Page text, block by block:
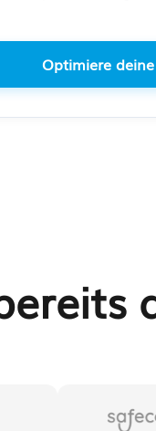
Optimiere